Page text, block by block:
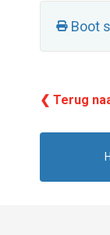
Boot
❮ Terug